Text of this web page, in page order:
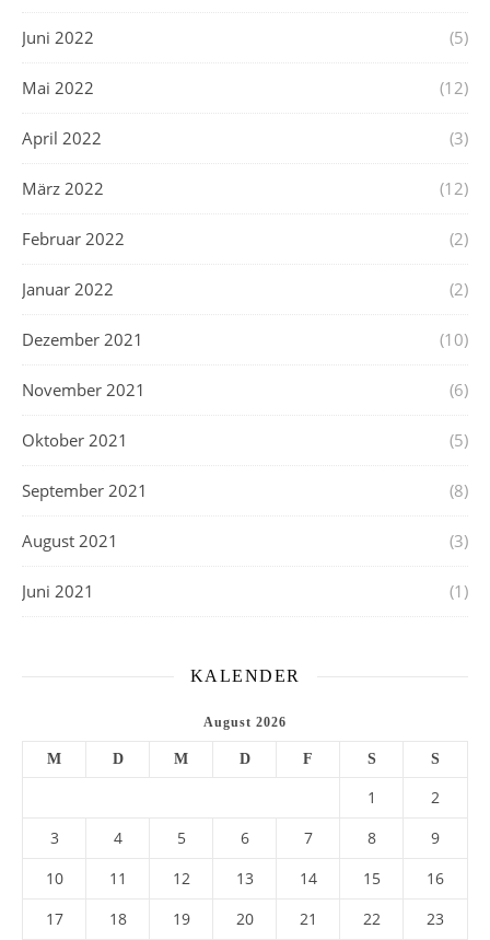
Juni 2022 (5)
Mai 2022 (12)
April 2022 (3)
März 2022 (12)
Februar 2022 (2)
Januar 2022 (2)
Dezember 2021 (10)
November 2021 (6)
Oktober 2021 (5)
September 2021 (8)
August 2021 (3)
Juni 2021 (1)
KALENDER
August 2026
M D M D F S S
1
2
3
4 5 6 7 8
9
10
11 12 13 14 15
16
17
18 19 20 21 22 23